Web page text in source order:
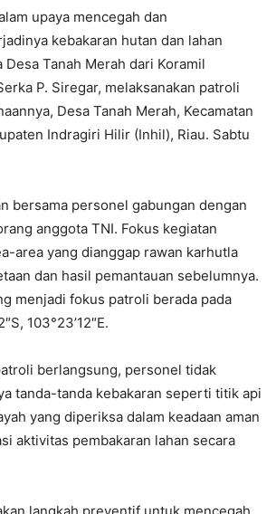
upaya mencegah dan
kebakaran hutan dan lahan
Desa Tanah Merah dari Koramil
P. Siregar, melaksanakan patroli
Desa Tanah Merah, Kecamatan
Indragiri Hilir (Inhil), Riau. Sabtu
bersama personel gabungan dengan
anggota TNI. Fokus kegiatan
area yang dianggap rawan karhutla
dan hasil pemantauan sebelumnya.
menjadi fokus patroli berada pada
103°23’12″E.
berlangsung, personel tidak
tanda-tanda kebakaran seperti titik api
yang diperiksa dalam keadaan aman
aktivitas pembakaran lahan secara
langkah preventif untuk mencegah